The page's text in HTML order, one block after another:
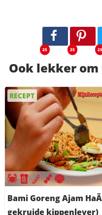
25 25 25
Ook lekker
RECEPT
Bami Goreng Ajam
gekruide kippenlever)